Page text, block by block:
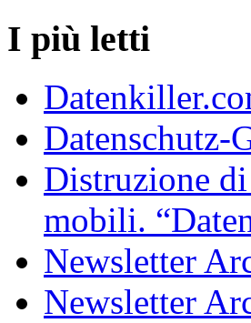
I più letti
Datenschutz-
Distruzione
mobili.
Newsletter
Newsletter